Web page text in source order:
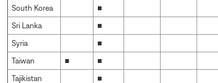
South Korea
■
Sri Lanka
■
Syria
■
Taiwan
■
■
Tajikistan
■